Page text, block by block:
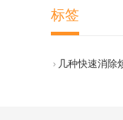
标签
几种快速消除